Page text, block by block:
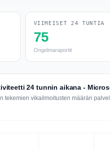
VIIMEISET 24 TUNTIA
75
Ongelmaraportit
24 tunnin aikana -
tekemien vikailmoitusten määrän